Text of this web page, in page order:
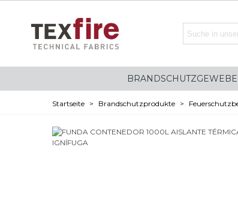
BRANDSCHUTZGEWEBE
Startseite > Brandschutzprodukte >